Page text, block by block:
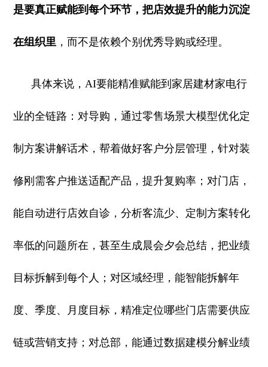
是要真正赋能到每个环节，把店效提升的能力沉淀
在组织里 ，而不是依赖个别优秀导购或经理。
具体来说，AI要能精准赋能到家居建材家电行
业的全链路：对导购，通过零售场景大模型优化定
制方案讲解话术，帮着做好客户分层管理，针对装
修刚需客户推送适配产品，提升复购率；对门店，
能自动进行店效自诊，分析客流少、定制方案转化
率低的问题所在，甚至生成晨会夕会总结，把业绩
目标拆解到每个人；对区域经理，能智能拆解年
度、季度、月度目标，精准定位哪些门店需要供应
链或营销支持；对总部，能通过数据建模分解业绩